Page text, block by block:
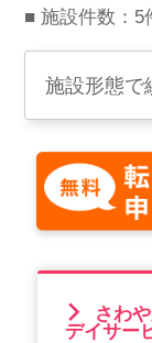
紹介
介
■ 施設件数：5
さわ
デイサー